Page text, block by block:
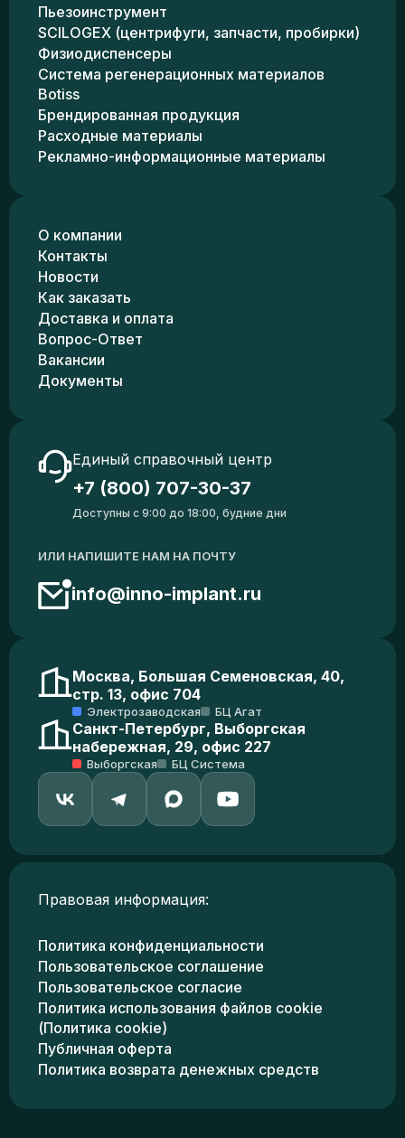
Пьезоинструмент
SCILOGEX (центрифуги, запчасти, пробирки)
Физиодиспенсеры
Система регенерационных материалов
Botiss
Брендированная продукция
Расходные материалы
Рекламно-информационные материалы
О компании
Контакты
Новости
Как заказать
Доставка и оплата
Вопрос-Ответ
Вакансии
Документы
Единый справочный центр
+7 (800) 707-30-37
Доступны с 9:00 до 18:00, будние дни
ИЛИ НАПИШИТЕ НАМ НА ПОЧТУ
info@inno-implant.ru
Москва, Большая Семеновская, 40,
стр. 13, офис 704
Электрозаводская БЦ Агат
Санкт-Петербург, Выборгская
набережная, 29, офис 227
Выборгская БЦ Система
Правовая информация:
Политика конфиденциальности
Пользовательское соглашение
Пользовательское согласие
Политика использования файлов cookie
(Политика cookie)
Публичная оферта
Политика возврата денежных средств